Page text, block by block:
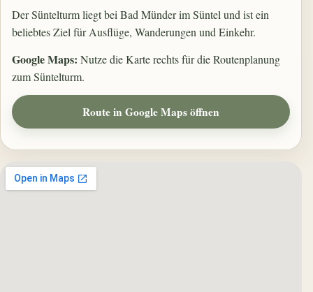
Der Süntelturm liegt bei Bad Münder im Süntel und ist ein
beliebtes Ziel für Ausflüge, Wanderungen und Einkehr.
Google Maps: Nutze die Karte rechts für die Routenplanung
zum Süntelturm.
Route in Google Maps öffnen